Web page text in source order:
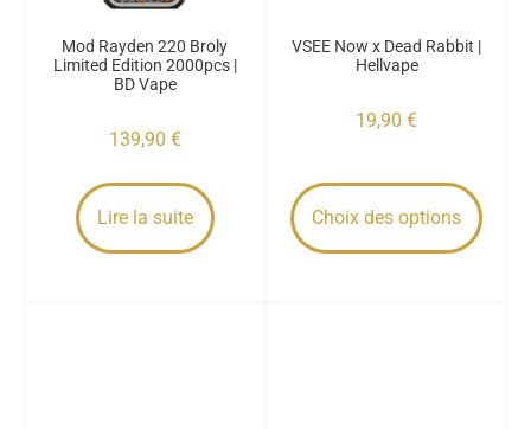
Mod Rayden 220 Broly
Limited Edition 2000pcs |
BD Vape
139,90 €
Lire la suite
VSEE Now x Dead Rabbit |
Hellvape
19,90 €
Choix des options